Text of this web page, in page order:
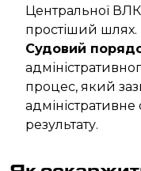
Центральної
простіший шлях.
Судовий
процес, який
результату.